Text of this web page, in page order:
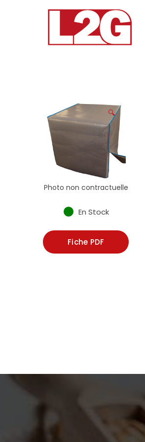
🔍
Photo non contractuelle
En Stock
Fiche PDF